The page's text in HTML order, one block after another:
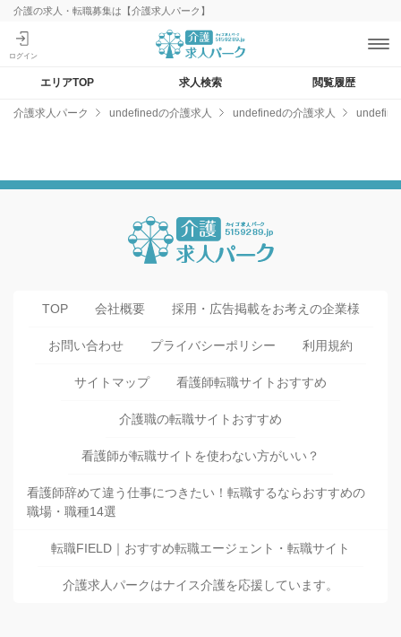
介護の求人・転職募集は【介護求人パーク】
エリアTOP 求人検索 閲覧履歴
介護求人パーク undefinedの介護求人 undefinedの介護求人
TOP 会社概要 採用・広告掲載をお考えの企業様
お問い合わせ プライバシーポリシー 利用規約
サイトマップ 看護師転職サイトおすすめ
介護職の転職サイトおすすめ
看護師が転職サイトを使わない方がいい？
看護師辞めて違う仕事につきたい！転職するならおすすめの
職場・職種14選
転職FIELD｜おすすめ転職エージェント・転職サイト
介護求人パークはナイス介護を応援しています。